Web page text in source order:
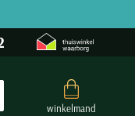
winkelmand
Submit search